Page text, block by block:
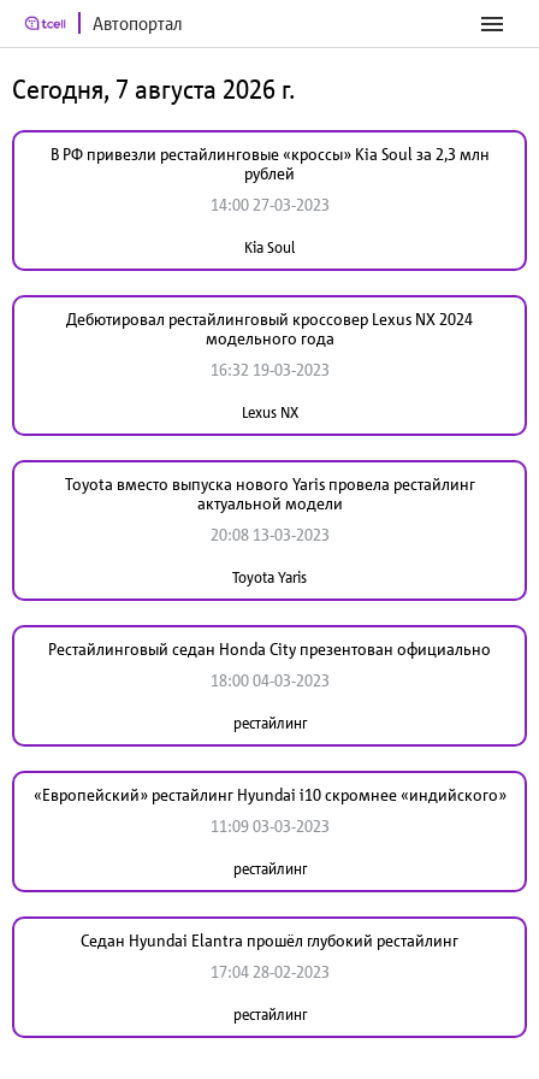
Автопортал
Сегодня, 7 августа 2026 г.
В РФ привезли рестайлинговые «кроссы» Kia Soul за 2,3 млн
рублей
14:00 27-03-2023
Kia Soul
Дебютировал рестайлинговый кроссовер Lexus NX 2024
модельного года
16:32 19-03-2023
Lexus NX
Toyota вместо выпуска нового Yaris провела рестайлинг
актуальной модели
20:08 13-03-2023
Toyota Yaris
Рестайлинговый седан Honda City презентован официально
18:00 04-03-2023
рестайлинг
«Европейский» рестайлинг Hyundai i10 скромнее «индийского»
11:09 03-03-2023
рестайлинг
Седан Hyundai Elantra прошёл глубокий рестайлинг
17:04 28-02-2023
рестайлинг